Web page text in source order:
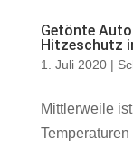
Getönte
Hitzeschutz
1. Juli 2020|
Mittlerweile